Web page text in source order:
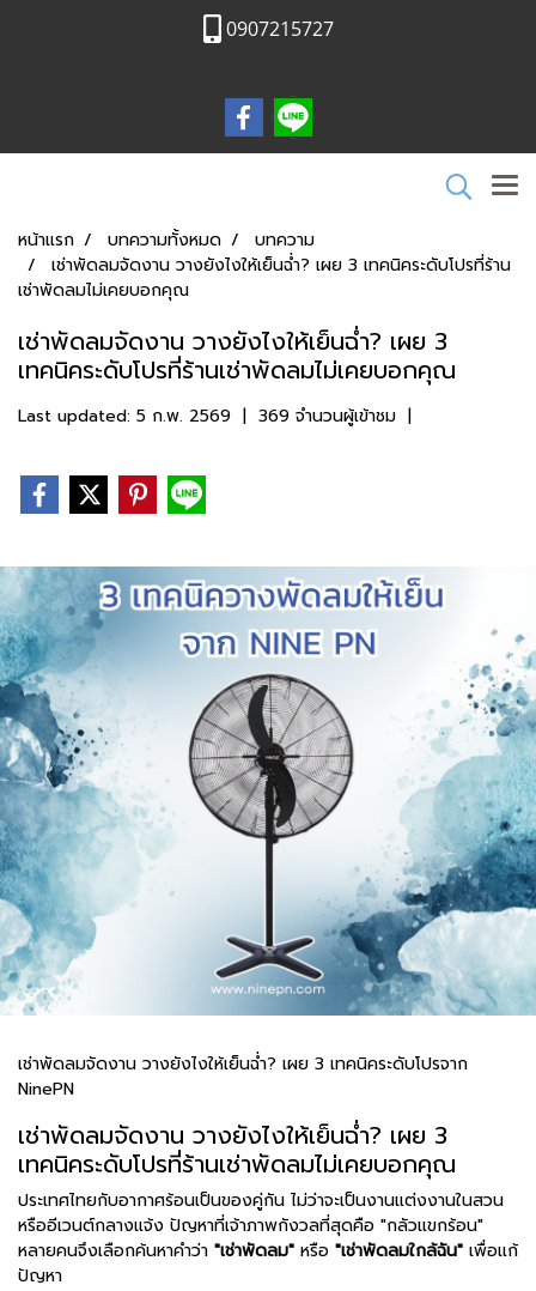
0907215727
หน้าแรก บทความทั้งหมด
บทความ
เช่าพัดลมจัดงาน วางยังไงให้เย็นฉ่ำ? เผย 3 เทคนิคระดับโปรที่ร้าน
เช่าพัดลมไม่เคยบอกคุณ
เช่าพัดลมจัดงาน วางยังไงให้เย็นฉ่ำ? เผย 3
เทคนิคระดับโปรที่ร้านเช่าพัดลมไม่เคยบอกคุณ
Last updated: 5 ก.พ. 2569 | 369 จำนวนผู้เข้าชม |
เช่าพัดลมจัดงาน วางยังไงให้เย็นฉ่ำ? เผย 3 เทคนิคระดับโปรจาก
NinePN
เช่าพัดลมจัดงาน วางยังไงให้เย็นฉ่ำ? เผย 3
เทคนิคระดับโปรที่ร้านเช่าพัดลมไม่เคยบอกคุณ
ประเทศไทยกับอากาศร้อนเป็นของคู่กัน ไม่ว่าจะเป็นงานแต่งงานในสวน
หรืออีเวนต์กลางแจ้ง ปัญหาที่เจ้าภาพกังวลที่สุดคือ "กลัวแขกร้อน"
หลายคนจึงเลือกค้นหาคำว่า "เช่าพัดลม" หรือ "เช่าพัดลมใกล้ฉัน" เพื่อแก้
ปัญหา